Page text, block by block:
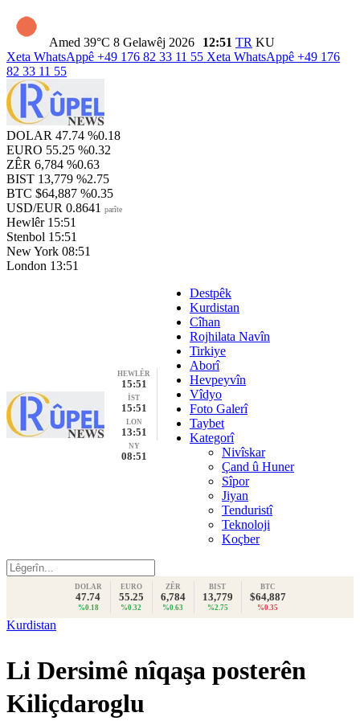
Amed 39°C 8 Gelawêj 2026 12:51 TR KU
Xeta WhatsAppê +49 176 82 33 11 55 Xeta WhatsAppê +49 176
82 33 11 55
DOLAR 47.74 %0.18
EURO 55.25 %0.32
ZÊR 6,784 %0.63
BIST 13,779 %2.75
BTC $64,887 %0.35
USD/EUR 0.8641 parîte
Hewlêr 15:51
Stenbol 15:51
New York 08:51
London 13:51
HEWLÊR
15:51
İST
15:51
LON
13:51
NY
08:51
Destpêk
Kurdistan
Cîhan
Rojhilata Navîn
Tirkiye
Aborî
Hevpeyvîn
Vîdyo
Foto Galerî
Taybet
Kategorî
Nivîskar
Çand û Huner
Sîpor
Jiyan
Tenduristî
Teknoloji
Koçber
DOLAR
47.74
%0.18
EURO
55.25
%0.32
ZÊR
6,784
%0.63
BIST
13,779
%2.75
BTC
$64,887
%0.35
Kurdistan
Li Dersimê nîqaşa posterên
Kiliçdaroglu